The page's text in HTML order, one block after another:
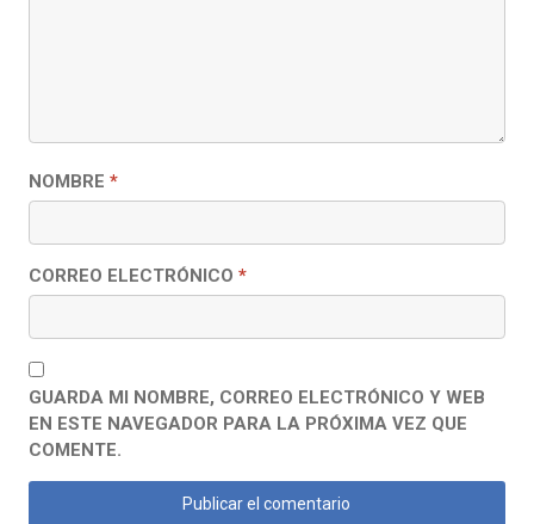
NOMBRE *
CORREO ELECTRÓNICO *
GUARDA MI NOMBRE, CORREO ELECTRÓNICO Y WEB
EN ESTE NAVEGADOR PARA LA PRÓXIMA VEZ QUE
COMENTE.